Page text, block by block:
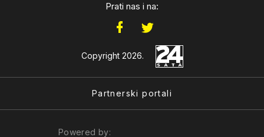
Prati nas i na:
Copyright 2026.
Partnerski portali
Powered by: